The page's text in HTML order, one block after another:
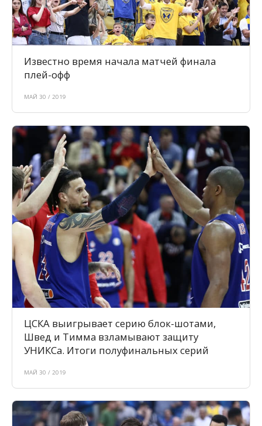
Известно время начала матчей финала
плей-офф
МАЙ 30 / 2019
ЦСКА выигрывает серию блок-шотами,
Швед и Тимма взламывают защиту
УНИКСа. Итоги полуфинальных серий
МАЙ 30 / 2019